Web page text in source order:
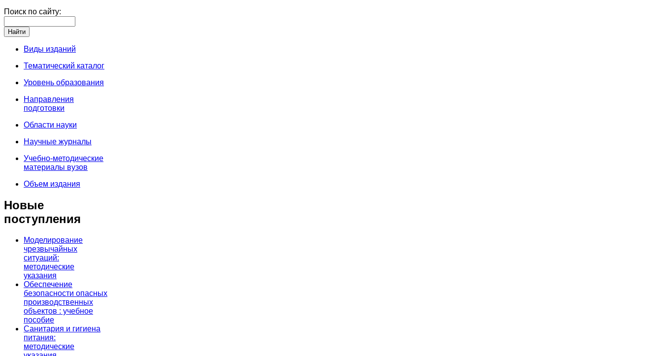
Поиск по сайту:
Виды изданий
Тематический каталог
Уровень образования
Направления
подготовки
Области науки
Научные журналы
Учебно-методические
материалы вузов
Объем издания
Новые
поступления
Моделирование
чрезвычайных
ситуаций:
методические
указания
Обеспечение
безопасности опасных
производственных
объектов : учебное
пособие
Санитария и гигиена
питания:
методические